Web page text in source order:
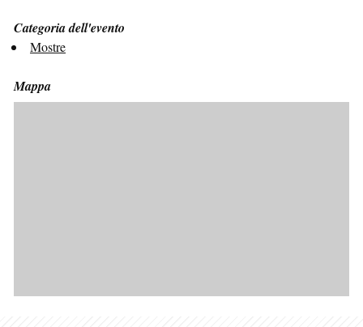
Categoria dell'evento
Mostre
Mappa